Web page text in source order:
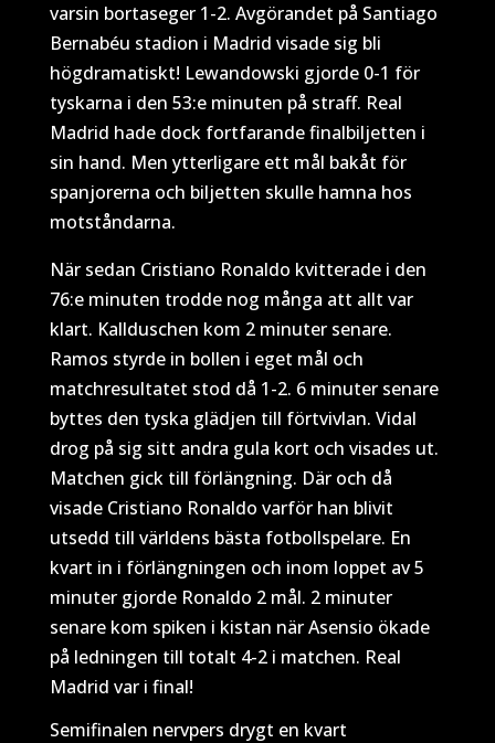
varsin bortaseger 1-2. Avgörandet på Santiago
Bernabéu stadion i Madrid visade sig bli
högdramatiskt! Lewandowski gjorde 0-1 för
tyskarna i den 53:e minuten på straff. Real
Madrid hade dock fortfarande finalbiljetten i
sin hand. Men ytterligare ett mål bakåt för
spanjorerna och biljetten skulle hamna hos
motståndarna.
När sedan Cristiano Ronaldo kvitterade i den
76:e minuten trodde nog många att allt var
klart. Kallduschen kom 2 minuter senare.
Ramos styrde in bollen i eget mål och
matchresultatet stod då 1-2. 6 minuter senare
byttes den tyska glädjen till förtvivlan. Vidal
drog på sig sitt andra gula kort och visades ut.
Matchen gick till förlängning. Där och då
visade Cristiano Ronaldo varför han blivit
utsedd till världens bästa fotbollspelare. En
kvart in i förlängningen och inom loppet av 5
minuter gjorde Ronaldo 2 mål. 2 minuter
senare kom spiken i kistan när Asensio ökade
på ledningen till totalt 4-2 i matchen. Real
Madrid var i final!
Semifinalen nervpers drygt en kvart